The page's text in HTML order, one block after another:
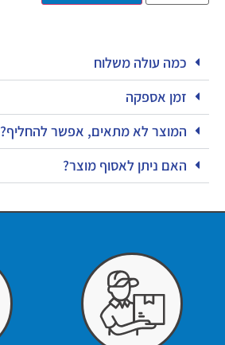
כמה עולה משלוח
זמן אספקה
המוצר לא מתאים, אפשר להחליף?
האם ניתן לאסוף מוצר?